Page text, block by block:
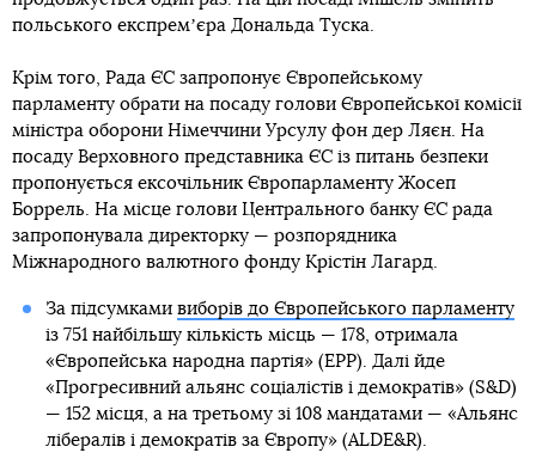
польського експремʼєра Дональда Туска.
Крім того, Рада ЄС запропонує Європейському
парламенту обрати на посаду голови Європейської комісії
міністра оборони Німеччини Урсулу фон дер Ляєн. На
посаду Верховного представника ЄС із питань безпеки
пропонується ексочільник Європарламенту Жосеп
Боррель. На місце голови Центрального банку ЄС рада
запропонувала директорку — розпорядника
Міжнародного валютного фонду Крістін Лагард.
За підсумками виборів до Європейського парламенту
із 751 найбільшу кількість місць — 178, отримала
«Європейська народна партія» (EPP). Далі йде
«Прогресивний альянс соціалістів і демократів» (S&D)
— 152 місця, а на третьому зі 108 мандатами — «Альянс
лібералів і демократів за Європу» (ALDE&R).